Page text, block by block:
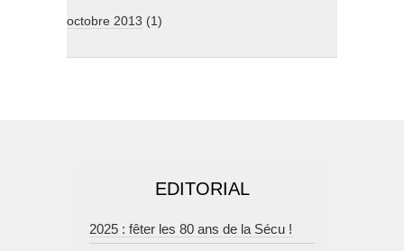
octobre 2013 (1)
EDITORIAL
2025 : fêter les 80 ans de la Sécu !